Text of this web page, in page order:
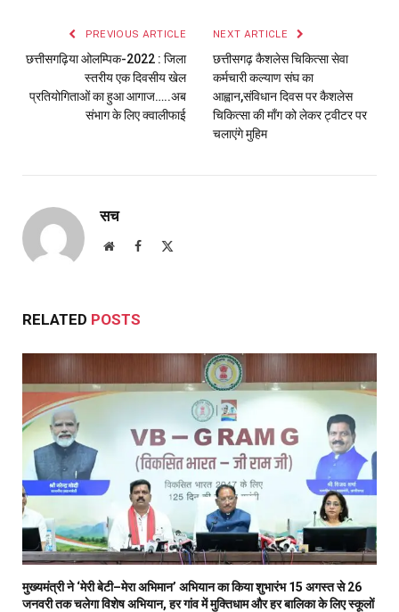
PREVIOUS ARTICLE
छत्तीसगढ़िया ओलम्पिक-2022 : जिला
स्तरीय एक दिवसीय खेल
प्रतियोगिताओं का हुआ आगाज…..अब
संभाग के लिए क्वालीफाई
NEXT ARTICLE
छत्तीसगढ़ कैशलेस चिकित्सा सेवा
कर्मचारी कल्याण संघ का
आह्वान,संविधान दिवस पर कैशलेस
चिकित्सा की माँग को लेकर ट्वीटर पर
चलाएंगे मुहिम
सच
WebsiteFacebook
RELATED POSTS
मुख्यमंत्री ने ‘मेरी बेटी–मेरा अभिमान’ अभियान का किया शुभारंभ 15 अगस्त से 26
जनवरी तक चलेगा विशेष अभियान, हर गांव में मुक्तिधाम और हर बालिका के लिए स्कूलों